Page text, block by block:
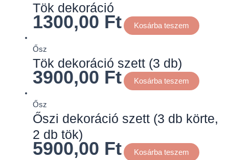
Tök dekoráció
1300,00 Ft Kosárba teszem
Ősz
Tök dekoráció szett (3 db)
3900,00 Ft Kosárba teszem
Ősz
Őszi dekoráció szett (3 db körte,
2 db tök)
5900,00 Ft Kosárba teszem